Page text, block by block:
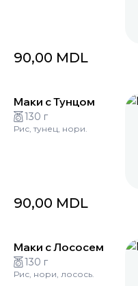
90,00 MDL
Маки с Тунцом
130 г
Рис, тунец, нори.
90,00 MDL
Маки с Лососем
130 г
Рис, нори, лосось.